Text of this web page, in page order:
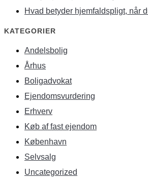
Hvad betyder hjemfaldspligt, når
KATEGORIER
Andelsbolig
Århus
Boligadvokat
Ejendomsvurdering
Erhverv
Køb af fast ejendom
København
Selvsalg
Uncategorized